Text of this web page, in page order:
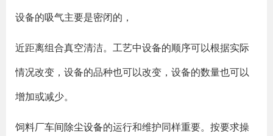
设备的吸气主要是密闭的，
近距离组合真空清洁。工艺中设备的顺序可以根据实际
情况改变，设备的品种也可以改变，设备的数量也可以
增加或减少。
饲料厂车间除尘设备的运行和维护同样重要。按要求操